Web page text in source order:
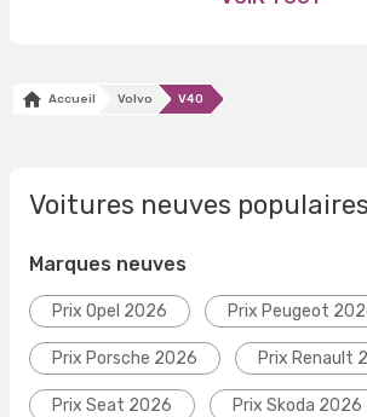
Accueil Volvo V40
Voitures neuves populaires
Marques neuves
Prix Opel 2026 Prix Peugeot
Prix Porsche 2026 Prix Renault
Prix Seat 2026 Prix Skoda 2026